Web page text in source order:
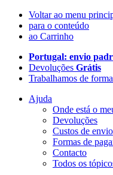
Voltar ao menu
para o conteúdo
ao Carrinho
Portugal: envio
Devoluções Grátis
Trabalhamos de forma
Ajuda
Onde está o
Devoluções
Custos de envio
Formas de
Contacto
Todos os